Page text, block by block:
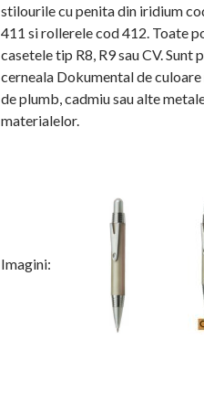
stilourile cu penita din iridium
411 si rollerele cod 412. Toate
casetele tip R8, R9 sau CV.
cerneala Dokumental de
de plumb, cadmiu sau alte
materialelor.
Imagini: